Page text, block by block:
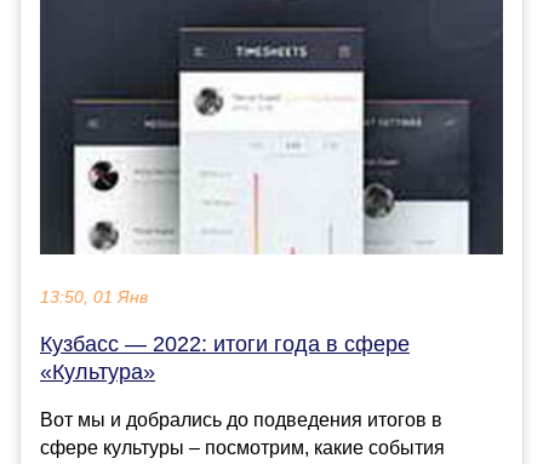
13:50, 01 Янв
Кузбасс — 2022: итоги года в сфере
«Культура»
Вот мы и добрались до подведения итогов в
сфере культуры – посмотрим, какие события